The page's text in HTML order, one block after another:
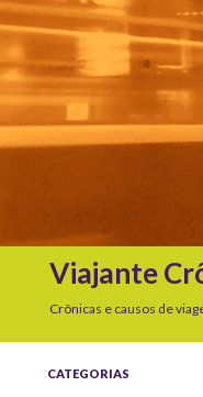
Viajante
Search
Crônicas e causos de
CATEGORIAS